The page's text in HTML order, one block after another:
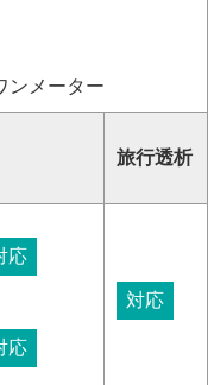
ンメーター
旅行透析
応
応
対応